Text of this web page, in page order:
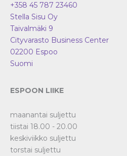
+358 45 787 23460
Stella Sisu Oy
Taivalmäki 9
Cityvarasto Business Center
02200 Espoo
Suomi
ESPOON LIIKE
maanantai suljettu
tiistai 18.00 - 20.00
keskiviikko suljettu
torstai suljettu